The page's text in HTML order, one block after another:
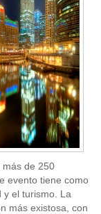
más de 250
evento tiene como
y el turismo. La
más existosa, con